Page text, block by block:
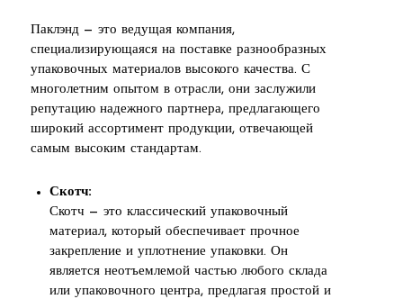
Паклэнд — это ведущая компания,
специализирующаяся на поставке разнообразных
упаковочных материалов высокого качества. С
многолетним опытом в отрасли, они заслужили
репутацию надежного партнера, предлагающего
широкий ассортимент продукции, отвечающей
самым высоким стандартам.
Скотч:
Скотч — это классический упаковочный
материал, который обеспечивает прочное
закрепление и уплотнение упаковки. Он
является неотъемлемой частью любого склада
или упаковочного центра, предлагая простой и